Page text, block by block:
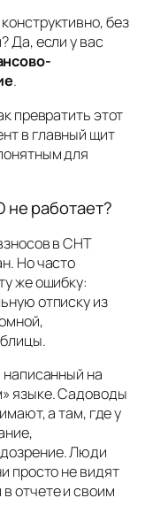
без
Да, если у вас
.
превратить этот
в главный щит
для
работает?
в СНТ
Но часто
же ошибку:
отписку из
написанный на
языке. Садоводы
а там, где у
Люди
просто не видят
отчете и своим